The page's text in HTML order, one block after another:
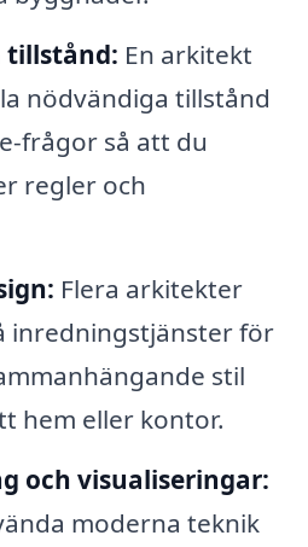
tillstånd: En arkitekt
nödvändiga tillstånd
frågor så att du
regler och
Flera arkitekter
inredningstjänster för
stil
hem eller kontor.
och visualiseringar:
moderna teknik